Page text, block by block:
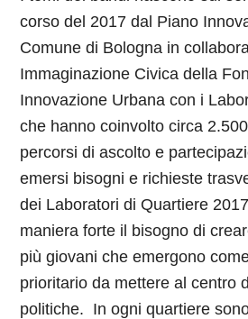
corso del 2017 dal Piano
Comune di Bologna in
Immaginazione Civica della
Innovazione Urbana con i
che hanno coinvolto circa
percorsi di ascolto e
emersi bisogni e richieste
dei Laboratori di Quartiere
maniera forte il bisogno di
più giovani che emergono
prioritario da mettere al centro
politiche. In ogni quartiere